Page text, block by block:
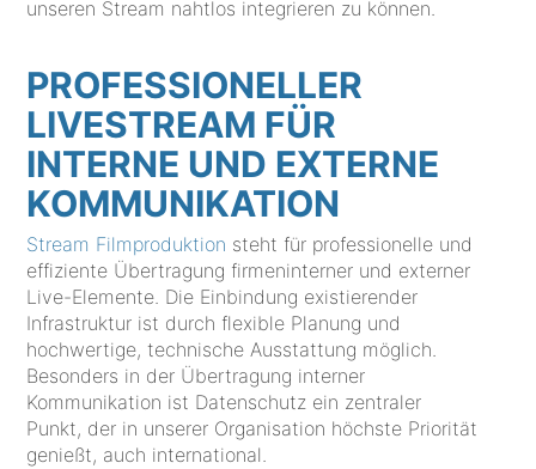
unseren Stream nahtlos integrieren zu können.
PROFESSIONELLER
LIVESTREAM FÜR
INTERNE UND EXTERNE
KOMMUNIKATION
Stream Filmproduktion steht für professionelle und
effiziente Übertragung firmeninterner und externer
Live-Elemente. Die Einbindung existierender
Infrastruktur ist durch flexible Planung und
hochwertige, technische Ausstattung möglich.
Besonders in der Übertragung interner
Kommunikation ist Datenschutz ein zentraler
Punkt, der in unserer Organisation höchste Priorität
genießt, auch international.